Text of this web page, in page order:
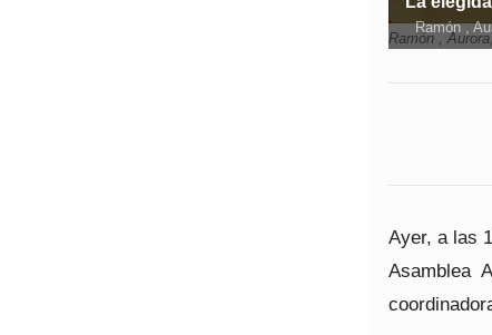
Ramón ,
Ramón ,
Ayer, a las
Asamblea